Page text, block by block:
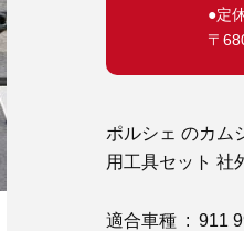
●定
〒
ポルシェ のカム
用工具セット 社
適合車種 : 911